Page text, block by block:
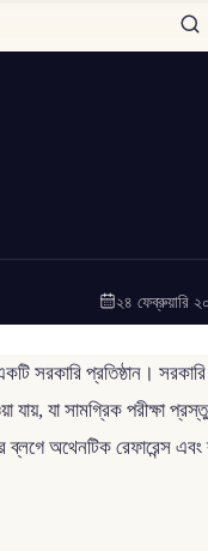
২৪ ফেব্রুয়ারি
সরকারি প্রতিষ্ঠান। সরকারি
যায়, যা সামগ্রিক পরীক্ষা
অথেনটিক রেফারেন্স এবং